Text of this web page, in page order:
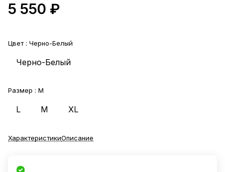
5 550 ₽
Цвет : Черно-Белый
Черно-Белый
Размер : M
L M XL
ХарактеристикиОписание